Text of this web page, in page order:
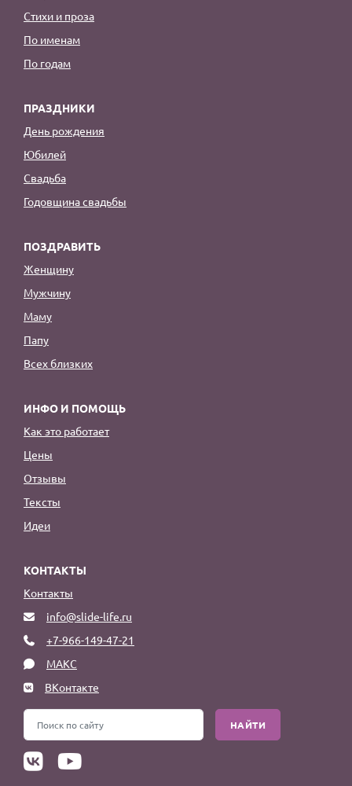
Стихи и проза
По именам
По годам
ПРАЗДНИКИ
День рождения
Юбилей
Свадьба
Годовщина свадьбы
ПОЗДРАВИТЬ
Женщину
Мужчину
Маму
Папу
Всех близких
ИНФО И ПОМОЩЬ
Как это работает
Цены
Отзывы
Тексты
Идеи
КОНТАКТЫ
Контакты
info@slide-life.ru
+7-966-149-47-21
МАКС
ВКонтакте
НАЙТИ